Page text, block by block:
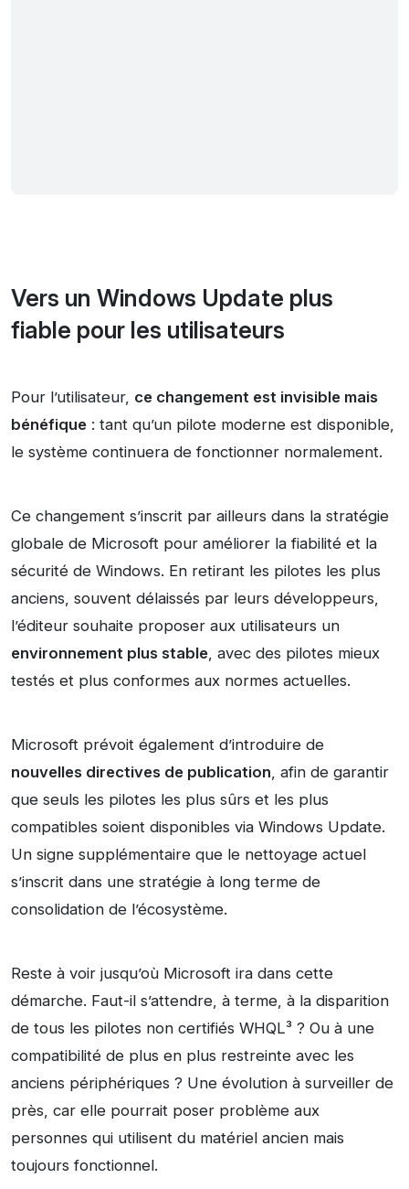
Vers un Windows Update plus
fiable pour les utilisateurs
Pour l’utilisateur, ce changement est invisible mais
bénéfique : tant qu’un pilote moderne est disponible,
le système continuera de fonctionner normalement.
Ce changement s’inscrit par ailleurs dans la stratégie
globale de Microsoft pour améliorer la fiabilité et la
sécurité de Windows. En retirant les pilotes les plus
anciens, souvent délaissés par leurs développeurs,
l’éditeur souhaite proposer aux utilisateurs un
environnement plus stable, avec des pilotes mieux
testés et plus conformes aux normes actuelles.
Microsoft prévoit également d’introduire de
nouvelles directives de publication, afin de garantir
que seuls les pilotes les plus sûrs et les plus
compatibles soient disponibles via Windows Update.
Un signe supplémentaire que le nettoyage actuel
s’inscrit dans une stratégie à long terme de
consolidation de l’écosystème.
Reste à voir jusqu’où Microsoft ira dans cette
démarche. Faut-il s’attendre, à terme, à la disparition
de tous les pilotes non certifiés WHQL³ ? Ou à une
compatibilité de plus en plus restreinte avec les
anciens périphériques ? Une évolution à surveiller de
près, car elle pourrait poser problème aux
personnes qui utilisent du matériel ancien mais
toujours fonctionnel.